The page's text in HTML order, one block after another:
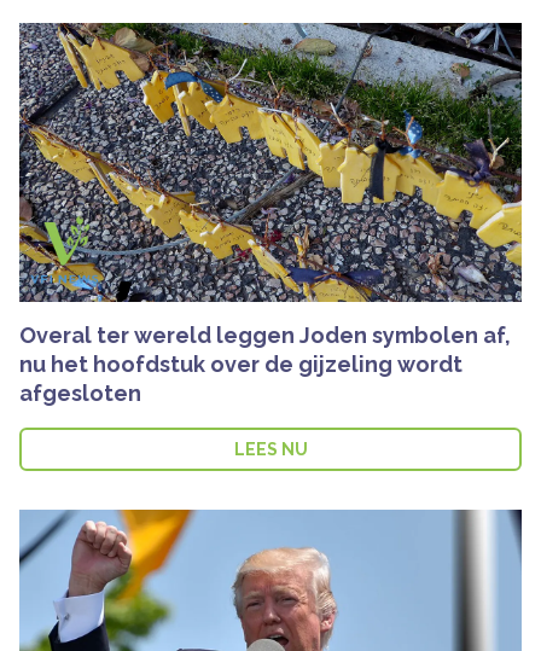
Overal ter wereld leggen Joden symbolen af,
nu het hoofdstuk over de gijzeling wordt
afgesloten
LEES NU